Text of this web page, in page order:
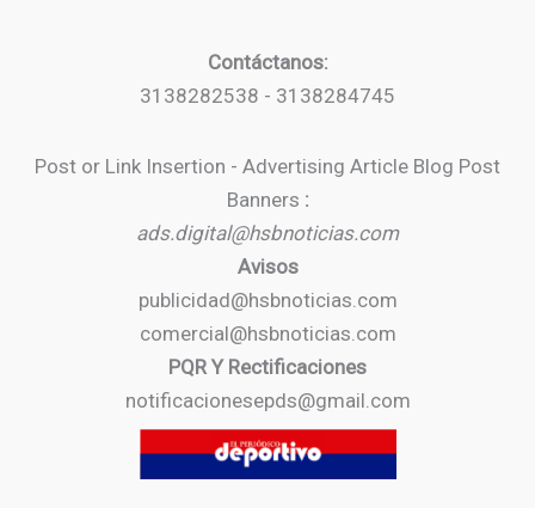
Contáctanos:
3138282538 - 3138284745
Post or Link Insertion - Advertising Article Blog Post
Banners :
ads.digital@hsbnoticias.com
Avisos
publicidad@hsbnoticias.com
comercial@hsbnoticias.com
PQR Y Rectificaciones
notificacionesepds@gmail.com